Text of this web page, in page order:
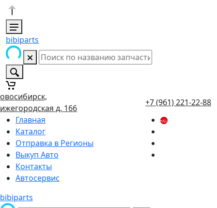
bibiparts
д. 166
+7 (961) 221-22-88
Главная
Каталог
Отправка в Регионы
Выкуп Авто
Контакты
Автосервис
bibiparts